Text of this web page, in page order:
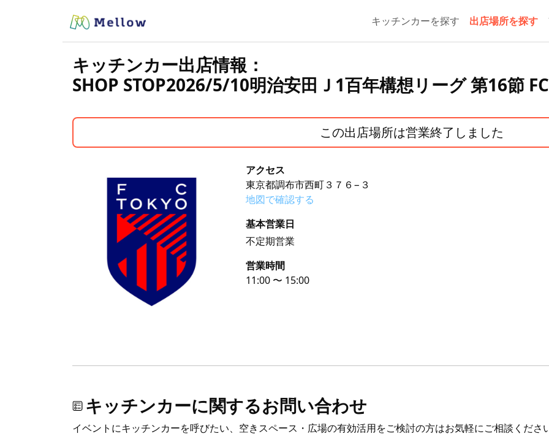
キッチンカーを探す 出店場所を探す
キッチンカー出店情報：
SHOP STOP2026/5/10明治安田Ｊ1百年構想リーグ 第16節
この出店場所は営業終了しました
アクセス
東京都調布市西町３７６−３
地図で確認する
基本営業日
不定期営業
営業時間
11:00 〜 15:00
キッチンカーに関するお問い合わせ
イベントにキッチンカーを呼びたい、空きスペース・広場の有効活用をご検討の方はお気軽にご相談くださ